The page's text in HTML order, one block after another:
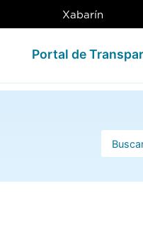
Xabarín
Portal de
Barra